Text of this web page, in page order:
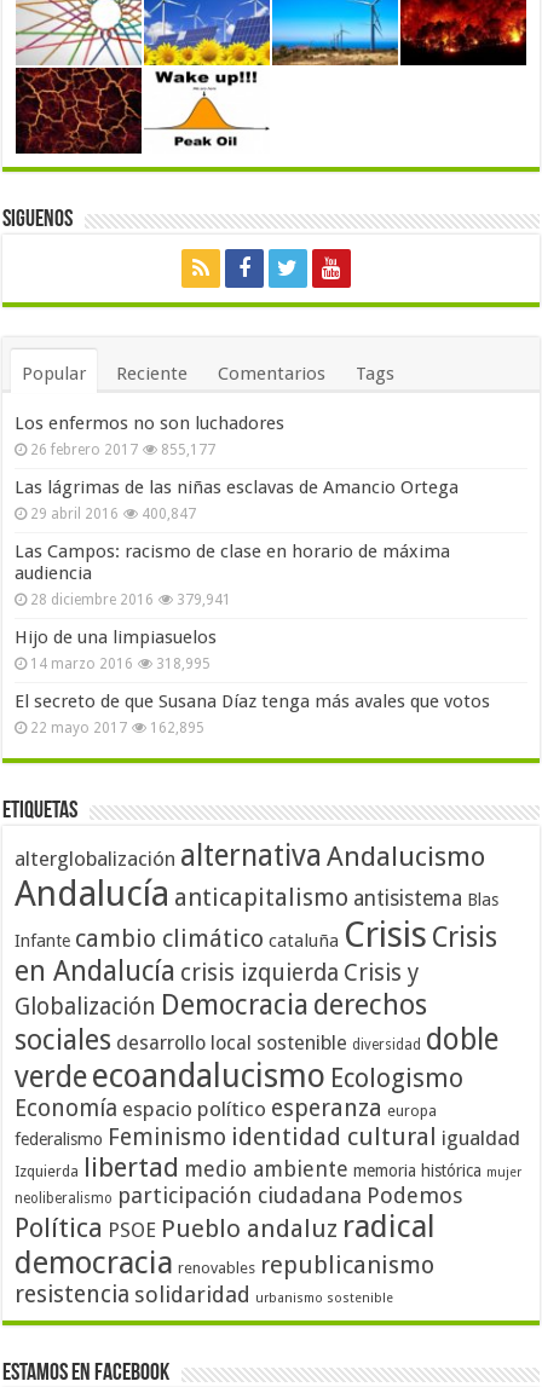
Siguenos
Popular Reciente Comentarios Tags
Los enfermos no son luchadores
26 febrero 2017 855,177
Las lágrimas de las niñas esclavas de Amancio Ortega
29 abril 2016 400,847
Las Campos: racismo de clase en horario de máxima
audiencia
28 diciembre 2016 379,941
Hijo de una limpiasuelos
14 marzo 2016 318,995
El secreto de que Susana Díaz tenga más avales que votos
22 mayo 2017 162,895
Etiquetas
alterglobalización alternativa Andalucismo
Andalucía anticapitalismo antisistema Blas
Infante cambio climático cataluña Crisis Crisis
en Andalucía crisis izquierda Crisis y
Globalización Democracia derechos
sociales desarrollo local sostenible diversidad doble
verdeecoandalucismo Ecologismo
Economía espacio político esperanza europa
federalismo Feminismo identidad cultural igualdad
Izquierda libertad medio ambiente memoria histórica mujer
neoliberalismo participación ciudadana Podemos
Política PSOE Pueblo andaluz radical
democracia renovables republicanismo
resistencia solidaridad urbanismo sostenible
Estamos en Facebook